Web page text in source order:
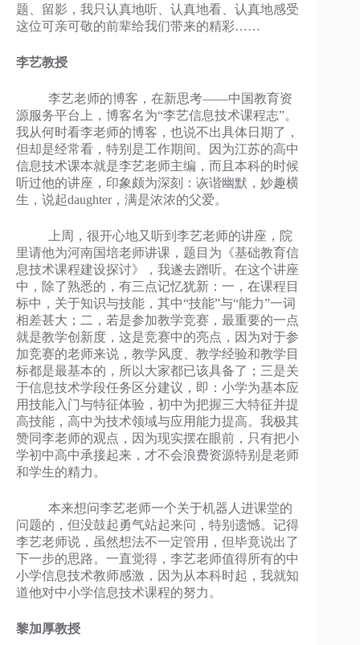
题、留影，我只认真地听、认真地看、认真地感受
这位可亲可敬的前辈给我们带来的精彩……
李艺教授
李艺老师的博客，在新思考——中国教育资
源服务平台上，博客名为“李艺信息技术课程志”。
我从何时看李老师的博客，也说不出具体日期了，
但却是经常看，特别是工作期间。因为江苏的高中
信息技术课本就是李艺老师主编，而且本科的时候
听过他的讲座，印象颇为深刻：诙谐幽默，妙趣横
生，说起daughter，满是浓浓的父爱。
上周，很开心地又听到李艺老师的讲座，院
里请他为河南国培老师讲课，题目为《基础教育信
息技术课程建设探讨》，我遂去蹭听。在这个讲座
中，除了熟悉的，有三点记忆犹新：一，在课程目
标中，关于知识与技能，其中“技能”与“能力”一词
相差甚大；二，若是参加教学竞赛，最重要的一点
就是教学创新度，这是竞赛中的亮点，因为对于参
加竞赛的老师来说，教学风度、教学经验和教学目
标都是最基本的，所以大家都已该具备了；三是关
于信息技术学段任务区分建议，即：小学为基本应
用技能入门与特征体验，初中为把握三大特征并提
高技能，高中为技术领域与应用能力提高。我极其
赞同李老师的观点，因为现实摆在眼前，只有把小
学初中高中承接起来，才不会浪费资源特别是老师
和学生的精力。
本来想问李艺老师一个关于机器人进课堂的
问题的，但没鼓起勇气站起来问，特别遗憾。记得
李艺老师说，虽然想法不一定管用，但毕竟说出了
下一步的思路。一直觉得，李艺老师值得所有的中
小学信息技术教师感激，因为从本科时起，我就知
道他对中小学信息技术课程的努力。
黎加厚教授